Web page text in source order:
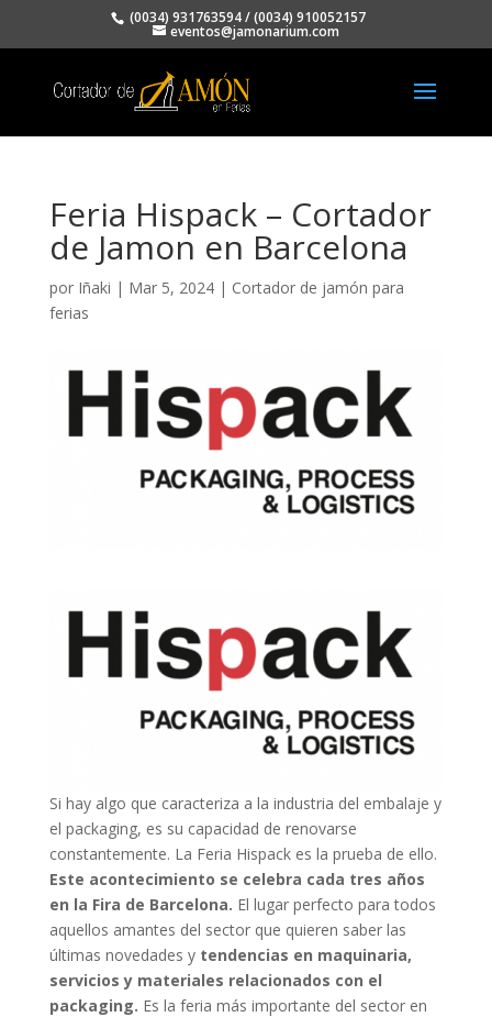
(0034) 931763594/(0034) 910052157
eventos@jamonarium.com
Feria Hispack – Cortador
de Jamon en Barcelona
por Iñaki | Mar 5, 2024| Cortador de jamón para
ferias
Si hay algo que caracteriza a la industria del embalaje y
el packaging, es su capacidad de renovarse
constantemente. La Feria Hispack es la prueba de ello.
Este acontecimiento se celebra cada tres años
en la Fira de Barcelona. El lugar perfecto para todos
aquellos amantes del sector que quieren saber las
últimas novedades ytendencias en maquinaria,
servicios y materiales relacionados con el
packaging. Es la feria más importante del sector en